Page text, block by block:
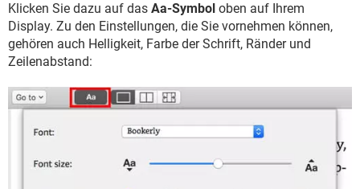
Klicken Sie dazu auf das Aa-Symbol oben auf Ihrem
Display. Zu den Einstellungen, die Sie vornehmen können,
gehören auch Helligkeit, Farbe der Schrift, Ränder und
Zeilenabstand: